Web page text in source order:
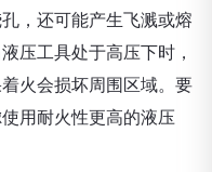
，还可能产生飞溅或熔
压工具处于高压下时，
火会损坏周围区域。要
用耐火性更高的液压